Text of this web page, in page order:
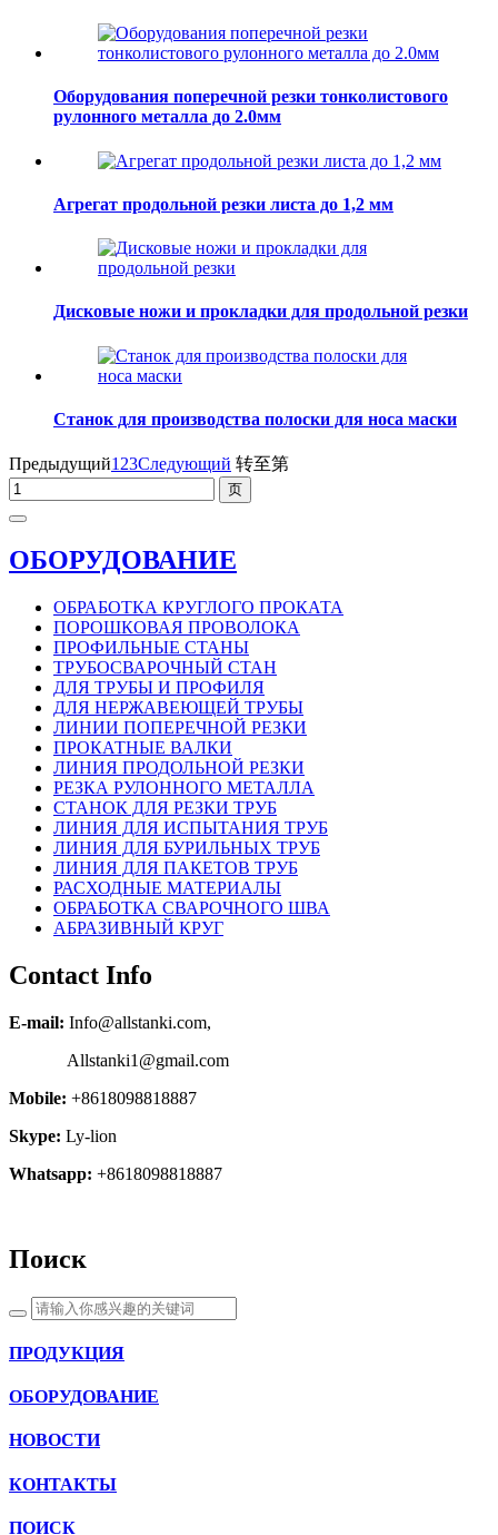
Оборудования поперечной резки тонколистового
рулонного металла до 2.0мм
Агрегат продольной резки листа до 1,2 мм
Дисковые ножи и прокладки для продольной резки
Станок для производства полоски для носа маски
Предыдущий1 23Следующий 转至第
ОБОРУДОВАНИЕ
ОБРАБОТКА КРУГЛОГО ПРОКАТА
ПОРОШКОВАЯ ПРОВОЛОКА
ПРОФИЛЬНЫЕ СТАНЫ
ТРУБОСВАРОЧНЫЙ СТАН
ДЛЯ ТРУБЫ И ПРОФИЛЯ
ДЛЯ НЕРЖАВЕЮЩЕЙ ТРУБЫ
ЛИНИИ ПОПЕРЕЧНОЙ РЕЗКИ
ПРОКАТНЫЕ ВАЛКИ
ЛИНИЯ ПРОДОЛЬНОЙ РЕЗКИ
РЕЗКА РУЛОННОГО МЕТАЛЛА
СТАНОК ДЛЯ РЕЗКИ ТРУБ
ЛИНИЯ ДЛЯ ИСПЫТАНИЯ ТРУБ
ЛИНИЯ ДЛЯ БУРИЛЬНЫХ ТРУБ
ЛИНИЯ ДЛЯ ПАКЕТОВ ТРУБ
РАСХОДНЫЕ МАТЕРИАЛЫ
OБРАБОТКА СВАРОЧНОГО ШВА
АБРАЗИВНЫЙ КРУГ
Contact Info
E-mail: Info@allstanki.com,
Allstanki1@gmail.com
Mobile: +8618098818887
Skype: Ly-lion
Whatsapp: +8618098818887
Поиск
ПРОДУКЦИЯ
ОБОРУДОВАНИЕ
НОВОСТИ
КОНТАКТЫ
ПОИСК